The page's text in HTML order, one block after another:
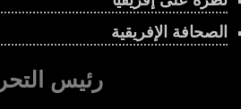
الصحافة الإفريقية
رئيس